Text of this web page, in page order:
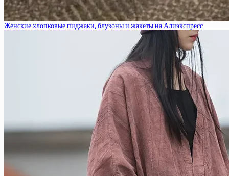
Женские хлопковые пиджаки, блузоны и жакеты на Алиэкспресс